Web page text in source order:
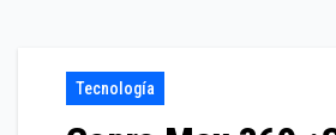
Tecnología